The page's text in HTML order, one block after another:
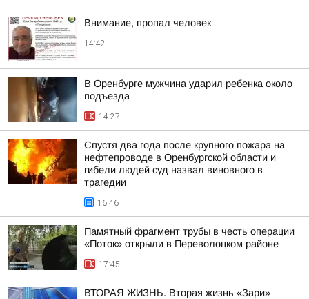
Внимание, пропал человек
14:42
В Оренбурге мужчина ударил ребенка около
подъезда
14:27
Спустя два года после крупного пожара на
нефтепроводе в Оренбургской области и
гибели людей суд назвал виновного в
трагедии
16:46
Памятный фрагмент трубы в честь операции
«Поток» открыли в Переволоцком районе
17:45
ВТОРАЯ ЖИЗНЬ. Вторая жизнь «Зари»